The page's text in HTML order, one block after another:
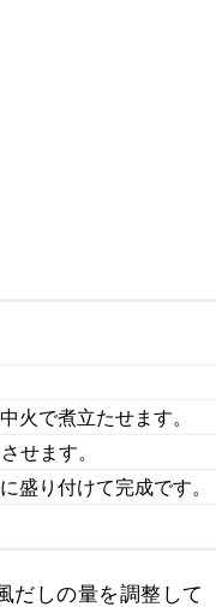
火で煮立たせます。
せます。
盛り付けて完成です。
だしの量を調整して